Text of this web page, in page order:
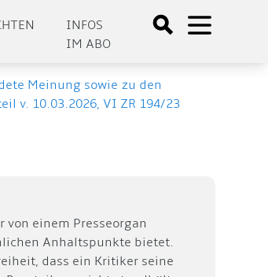
INFOS
IM ABO
Meinung sowie zu den
v. 10.03.2026, VI ZR 194/23
einem Presseorgan
Anhaltspunkte bietet.
dass ein Kritiker seine